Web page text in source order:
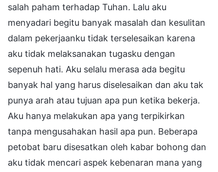
salah paham terhadap Tuhan. Lalu aku
menyadari begitu banyak masalah dan kesulitan
dalam pekerjaanku tidak terselesaikan karena
aku tidak melaksanakan tugasku dengan
sepenuh hati. Aku selalu merasa ada begitu
banyak hal yang harus diselesaikan dan aku tak
punya arah atau tujuan apa pun ketika bekerja.
Aku hanya melakukan apa yang terpikirkan
tanpa mengusahakan hasil apa pun. Beberapa
petobat baru disesatkan oleh kabar bohong dan
aku tidak mencari aspek kebenaran mana yang